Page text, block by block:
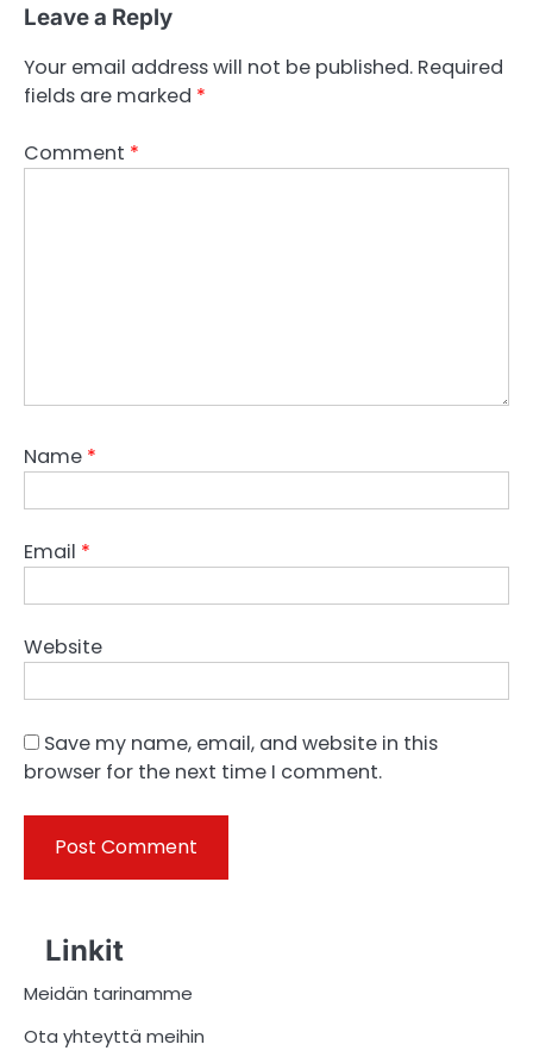
Leave a Reply
Your email address will not be published. Required
fields are marked *
Comment *
Name *
Email *
Website
Save my name, email, and website in this
browser for the next time I comment.
Linkit
Meidän tarinamme
Ota yhteyttä meihin